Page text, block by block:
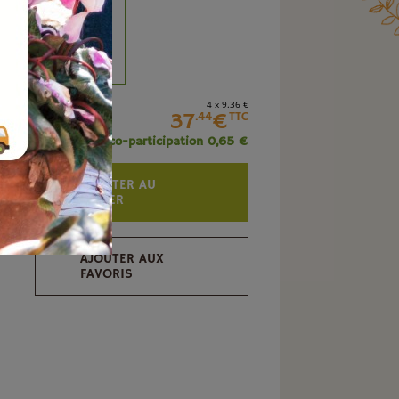
+
4 x 9.36 €
37.44€TTC
+ éco-participation 0,65 €
AJOUTER AU
PANIER
AJOUTER AUX
FAVORIS